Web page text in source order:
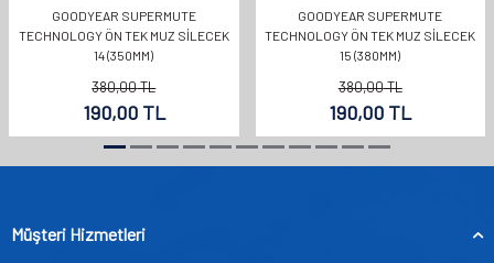
GOODYEAR SUPERMUTE
TECHNOLOGY ÖN TEK MUZ SİLECEK
14 (350MM)
380,00TL
190,00TL
GOODYEAR SUPERMUTE
TECHNOLOGY ÖN TEK MUZ SİLECEK
15 (380MM)
380,00TL
190,00 TL
Müşteri Hizmetleri